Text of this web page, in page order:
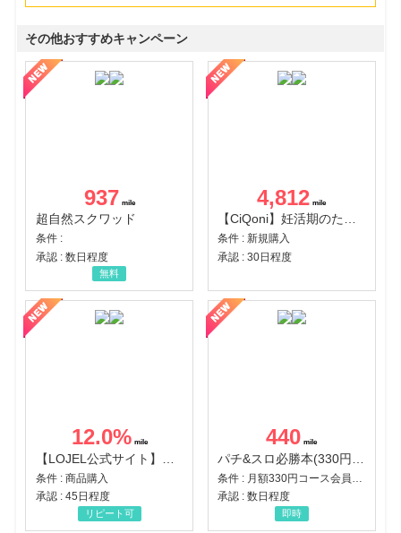
その他おすすめキャンペーン
937
超自然スクワッド
条件 :
承認 : 数日程度
無料
4,812
【CiQoni】妊活期のための葉酸サプリ
条件 : 新規購入
承認 : 30日程度
12.0%
条件 : 商品購入
承認 : 45日程度
リピート可
440
承認 : 数日程度
即時